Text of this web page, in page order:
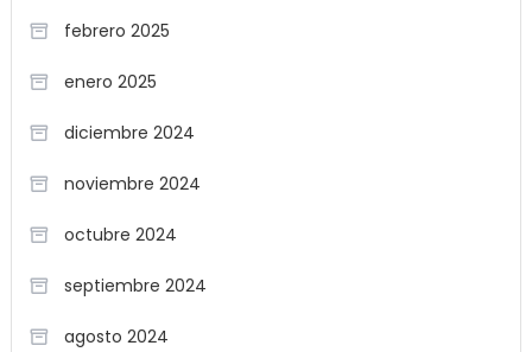
febrero 2025
enero 2025
diciembre 2024
noviembre 2024
octubre 2024
septiembre 2024
agosto 2024